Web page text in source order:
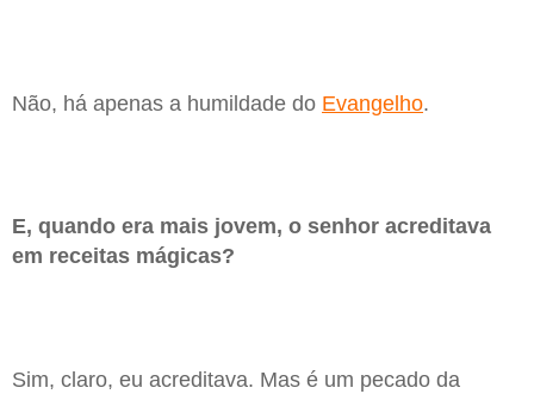
Não, há apenas a humildade do Evangelho.
E, quando era mais jovem, o senhor acreditava
em receitas mágicas?
Sim, claro, eu acreditava. Mas é um pecado da